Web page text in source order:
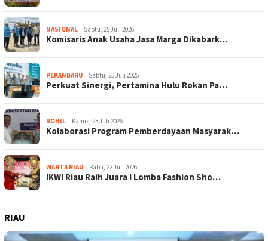
NASIONAL Sabtu, 25 Juli 2026
Komisaris Anak Usaha Jasa Marga Dikabark…
PEKANBARU Sabtu, 25 Juli 2026
Perkuat Sinergi, Pertamina Hulu Rokan Pa…
ROHIL Kamis, 23 Juli 2026
Kolaborasi Program Pemberdayaan Masyarak…
WARTA RIAU Rabu, 22 Juli 2026
IKWI Riau Raih Juara I Lomba Fashion Sho…
RIAU